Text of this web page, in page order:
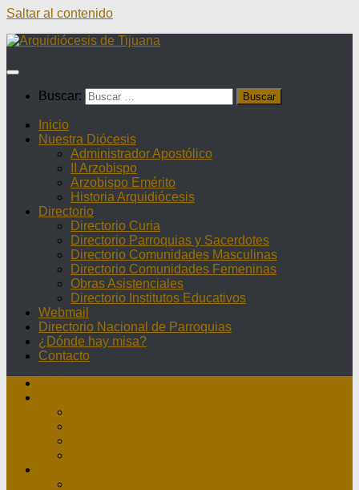
Saltar al contenido
Buscar:
Inicio
Nuestra Diócesis
Administrador Apostólico
II Arzobispo
Arzobispo Emérito
Historia Arquidiócesis
Directorio
Directorio Curia
Directorio Parroquias y Sacerdotes
Directorio Comunidades Masculinas
Directorio Comunidades Femeninas
Obras Asistenciales
Directorio Institutos Educativos
Webmail
Directorio Nacional de Parroquias
¿Dónde hay misa?
Contacto